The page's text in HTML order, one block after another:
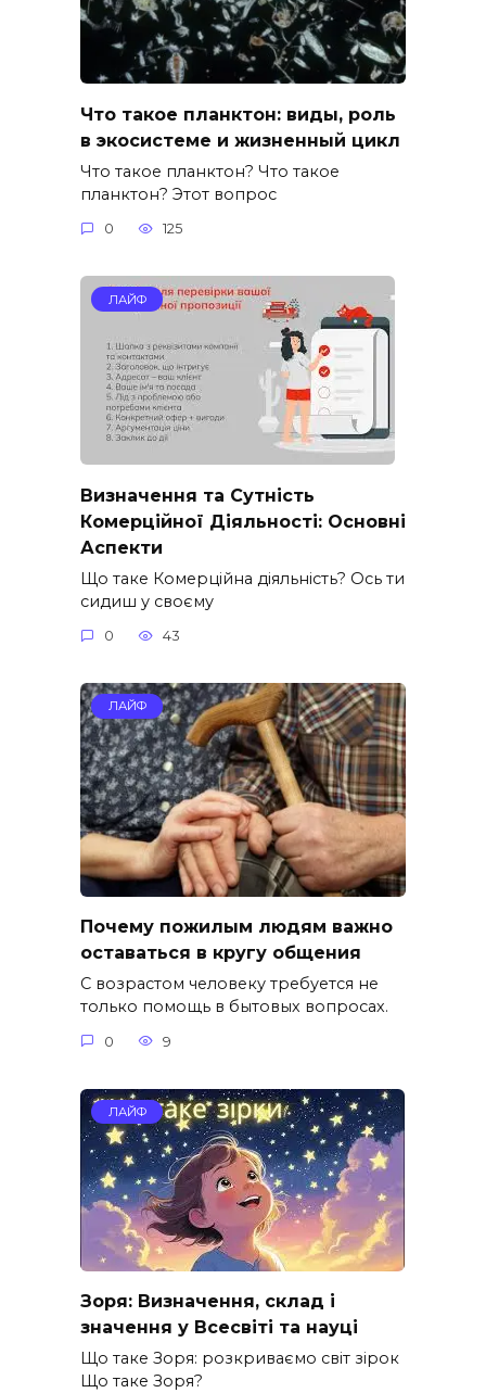
Что такое планктон: виды, роль
в экосистеме и жизненный цикл
Что такое планктон? Что такое
планктон? Этот вопрос
0 125
ЛАЙФ
Визначення та Сутність
Комерційної Діяльності: Основні
Аспекти
Що таке Комерційна діяльність? Ось ти
сидиш у своєму
0 43
ЛАЙФ
Почему пожилым людям важно
оставаться в кругу общения
С возрастом человеку требуется не
только помощь в бытовых вопросах.
0 9
ЛАЙФ
Зоря: Визначення, склад і
значення у Всесвіті та науці
Що таке Зоря: розкриваємо світ зірок
Що таке Зоря?